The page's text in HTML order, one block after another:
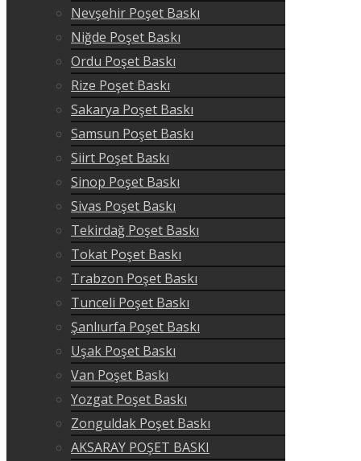
Nevşehir Poşet Baskı
Niğde Poşet Baskı
Ordu Poşet Baskı
Rize Poşet Baskı
Sakarya Poşet Baskı
Samsun Poşet Baskı
Siirt Poşet Baskı
Sinop Poşet Baskı
Sivas Poşet Baskı
Tekirdağ Poşet Baskı
Tokat Poşet Baskı
Trabzon Poşet Baskı
Tunceli Poşet Baskı
Şanlıurfa Poşet Baskı
Uşak Poşet Baskı
Van Poşet Baskı
Yozgat Poşet Baskı
Zonguldak Poşet Baskı
AKSARAY POŞET BASKI